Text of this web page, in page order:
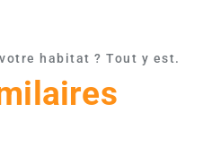
habitat ? Tout y est.